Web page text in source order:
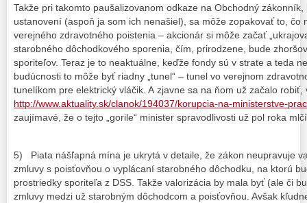
Takže pri takomto paušalizovanom odkaze na Obchodný
ustanovení (aspoň ja som ich nenašiel), sa môže zopakovať to, čo
verejného zdravotného poistenia – akcionár si môže začať
starobného dôchodkového sporenia, čím, prirodzene, bude
sporiteľov. Teraz je to neaktuálne, keďže fondy sú v strate a teda
budúcnosti to môže byť riadny „tunel“ – tunel vo verejnom
tunelíkom pre elektrický vláčik. A zjavne sa na ňom už začalo
http://www.aktuality.sk/clanok/194037/korupcia-na-ministerstve-
zaujímavé, že o tejto „gorile“ minister spravodlivosti už pol roka
5) Piata nášľapná mína je ukrytá v detaile, že zákon neupravuje
zmluvy s poisťovňou o vyplácaní starobného dôchodku, na ktorú
prostriedky sporiteľa z DSS. Takže valorizácia by mala byť (ale či
zmluvy medzi už starobným dôchodcom a poisťovňou. Avšak